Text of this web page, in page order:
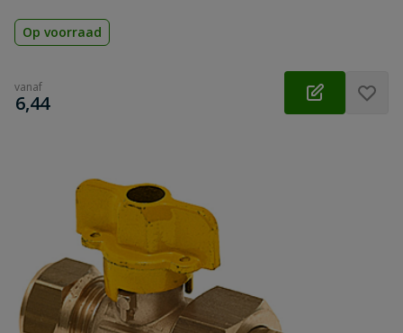
Op voorraad
vanaf
€
6,44